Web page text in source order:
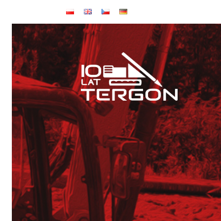
Startseite
Artikel
Ausfüllen der Lücken